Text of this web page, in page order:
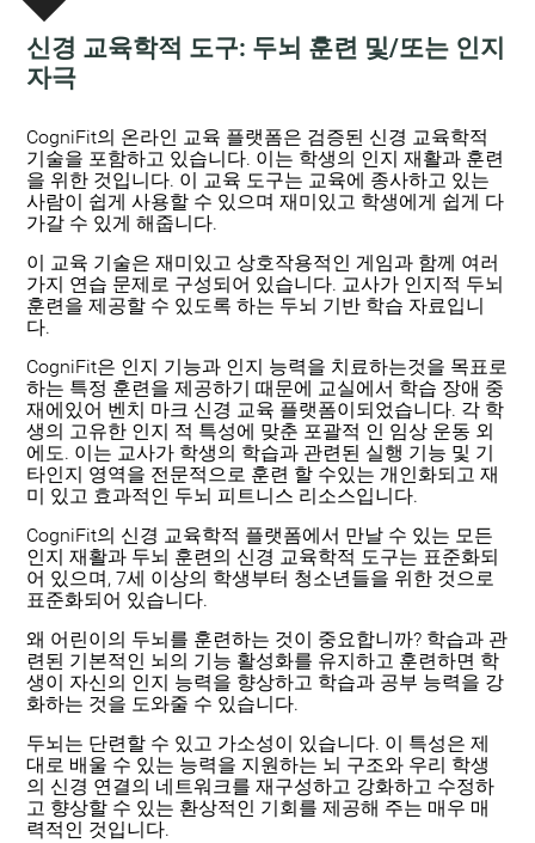
신경 교육학적 도구: 두뇌 훈련 및/또는 인지
자극
CogniFit의 온라인 교육 플랫폼은 검증된 신경 교육학적
기술을 포함하고 있습니다. 이는 학생의 인지 재활과 훈련
을 위한 것입니다. 이 교육 도구는 교육에 종사하고 있는
사람이 쉽게 사용할 수 있으며 재미있고 학생에게 쉽게 다
가갈 수 있게 해줍니다.
이 교육 기술은 재미있고 상호작용적인 게임과 함께 여러
가지 연습 문제로 구성되어 있습니다. 교사가 인지적 두뇌
훈련을 제공할 수 있도록 하는 두뇌 기반 학습 자료입니
다.
CogniFit은 인지 기능과 인지 능력을 치료하는것을 목표로
하는 특정 훈련을 제공하기 때문에 교실에서 학습 장애 중
재에있어 벤치 마크 신경 교육 플랫폼이되었습니다. 각 학
생의 고유한 인지 적 특성에 맞춘 포괄적 인 임상 운동 외
에도. 이는 교사가 학생의 학습과 관련된 실행 기능 및 기
타인지 영역을 전문적으로 훈련 할 수있는 개인화되고 재
미 있고 효과적인 두뇌 피트니스 리소스입니다.
CogniFit의 신경 교육학적 플랫폼에서 만날 수 있는 모든
인지 재활과 두뇌 훈련의 신경 교육학적 도구는 표준화되
어 있으며, 7세 이상의 학생부터 청소년들을 위한 것으로
표준화되어 있습니다.
왜 어린이의 두뇌를 훈련하는 것이 중요합니까? 학습과 관
련된 기본적인 뇌의 기능 활성화를 유지하고 훈련하면 학
생이 자신의 인지 능력을 향상하고 학습과 공부 능력을 강
화하는 것을 도와줄 수 있습니다.
두뇌는 단련할 수 있고 가소성이 있습니다. 이 특성은 제
대로 배울 수 있는 능력을 지원하는 뇌 구조와 우리 학생
의 신경 연결의 네트워크를 재구성하고 강화하고 수정하
고 향상할 수 있는 환상적인 기회를 제공해 주는 매우 매
력적인 것입니다.